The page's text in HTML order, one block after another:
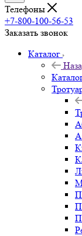
Телефоны
+7-800-100-56-53
Заказать звонок
Каталог